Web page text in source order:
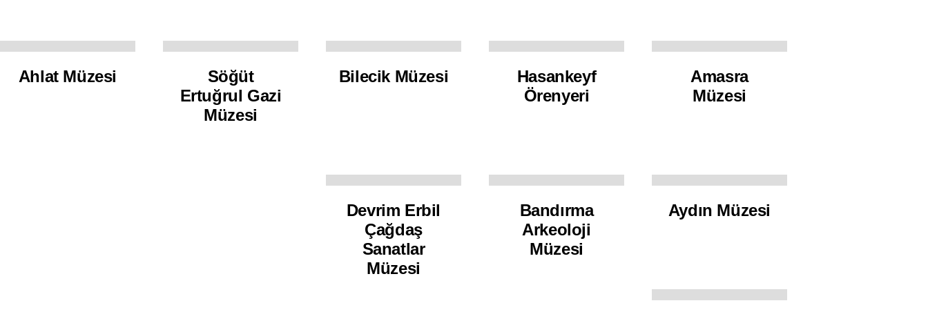
Ahlat Müzesi
Söğüt
Ertuğrul Gazi
Müzesi
Bilecik Müzesi
Hasankeyf
Örenyeri
Amasra
Müzesi
Devrim Erbil
Çağdaş
Sanatlar
Müzesi
Bandırma
Arkeoloji
Müzesi
Aydın Müzesi